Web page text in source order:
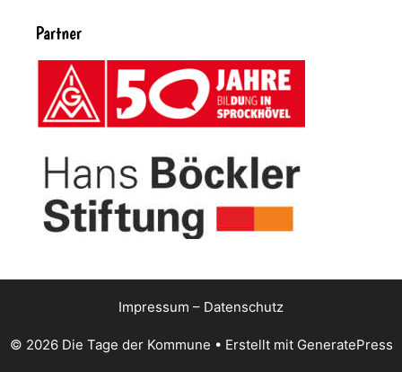
Partner
Impressum – Datenschutz
© 2026 Die Tage der Kommune • Erstellt mit GeneratePress